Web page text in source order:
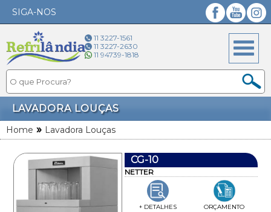
SIGA-NOS Instagram
11 3227-1561
11 3227-2630
11 94739-1818
LAVADORA LOUÇAS
Home » Lavadora Louças
CG-10
NETTER
+ DETALHES ORÇAMENTO